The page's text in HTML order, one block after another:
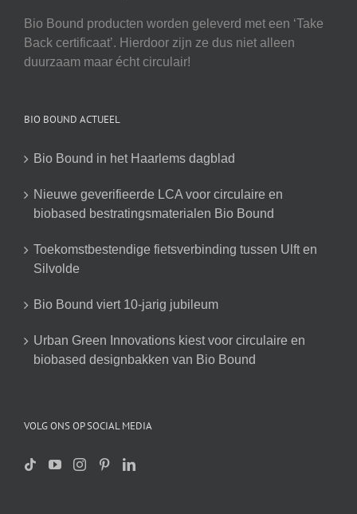
Bio Bound producten worden geleverd met een ‘Take
Back certificaat’. Hierdoor zijn ze dus niet alleen
duurzaam maar écht circulair!
BIO BOUND ACTUEEL
Bio Bound in het Haarlems dagblad
Nieuwe geverifieerde LCA voor circulaire en
biobased bestratingsmaterialen Bio Bound
Toekomstbestendige fietsverbinding tussen Ulft en
Silvolde
Bio Bound viert 10-jarig jubileum
Urban Green Innovations kiest voor circulaire en
biobased designbakken van Bio Bound
VOLG ONS OP SOCIAL MEDIA